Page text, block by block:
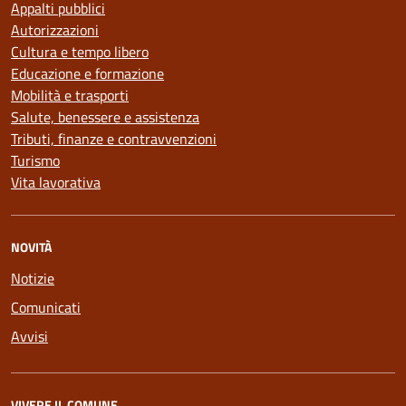
Appalti pubblici
Autorizzazioni
Cultura e tempo libero
Educazione e formazione
Mobilità e trasporti
Salute, benessere e assistenza
Tributi, finanze e contravvenzioni
Turismo
Vita lavorativa
NOVITÀ
Notizie
Comunicati
Avvisi